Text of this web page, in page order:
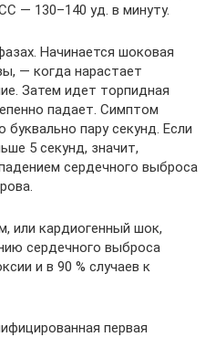
— 130–140 уд. в минуту.
Начинается шоковая
— когда нарастает
Затем идет торпидная
падает. Симптом
пару секунд. Если
5 секунд, значит,
сердечного выброса
или кардиогенный шок,
сердечного выброса
и в 90 % случаев к
первая